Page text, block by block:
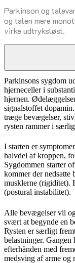
Parkinson og
og talen mere
virke udtryksløst.
Parkinsons sygdom
hjerneceller i
hjernen.
signalstoffet
træge bevægelser,
rysten rammer i
I starten er
halvdel af kroppen,
Sygdommen starter
kommer der
musklerne (rigiditet).
(postural instabilitet).
Alle bevægelser vil
svært at begynde en
Rysten er særligt
belastninger. Gangen
efterhånden med
medsving af arme og